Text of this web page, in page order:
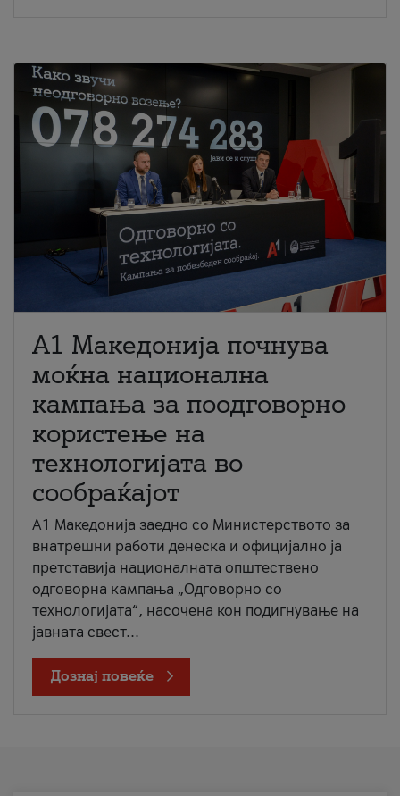
A1 Македонија почнува
моќна национална
кампања за поодговорно
користење на
технологијата во
сообраќајот
A1 Македонија заедно со Министерството за
внатрешни работи денеска и официјално ја
претставија националната општествено
одговорна кампања „Одговорно со
технологијата“, насочена кон подигнување на
јавната свест...
Дознај повеќе